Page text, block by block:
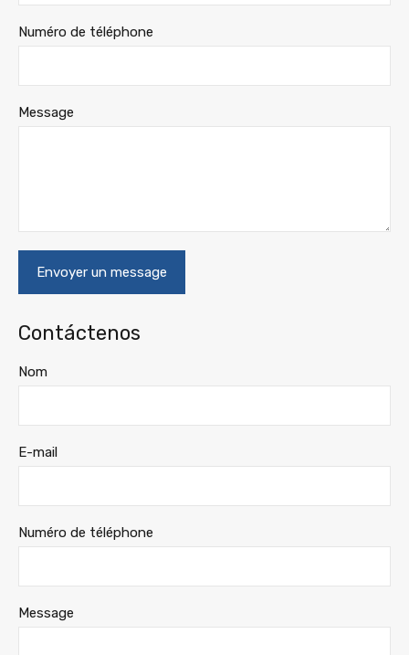
Numéro de téléphone
Message
Contáctenos
Nom
E-mail
Numéro de téléphone
Message